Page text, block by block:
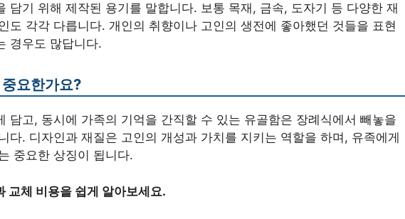
담기 위해 제작된 용기를 말합니다. 보통 목재, 금속, 도자기 등 다양한 재
도 각각 다릅니다. 개인의 취향이나 고인의 생전에 좋아했던 것들을 표현
경우도 많답니다.
요한가요?
담고, 동시에 가족의 기억을 간직할 수 있는 유골함은 장례식에서 빼놓을
다. 디자인과 재질은 고인의 개성과 가치를 지키는 역할을 하며, 유족에게
중요한 상징이 됩니다.
교체 비용을 쉽게 알아보세요.